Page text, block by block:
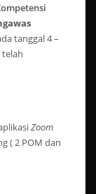
tanggal 4 –
telah
Zoom
( 2 POM dan